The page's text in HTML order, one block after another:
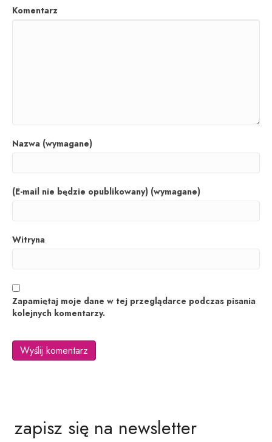
Komentarz
Nazwa (wymagane)
(E-mail nie będzie opublikowany) (wymagane)
Witryna
Zapamiętaj moje dane w tej przeglądarce podczas pisania
kolejnych komentarzy.
zapisz się na newsletter